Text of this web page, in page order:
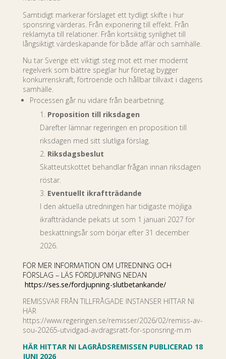
Samtidigt markerar förslaget ett tydligt skifte i hur
sponsring värderas. Från exponering till effekt. Från
reklamyta till relationer. Från kortsiktig synlighet till
långsiktigt värdeskapande för både affär och samhälle.
Nu tar Sverige ett viktigt steg mot ett mer modernt
regelverk som bättre speglar hur företag bygger
konkurrenskraft, förtroende och hållbar tillväxt i dagens
samhälle.
Processen går nu vidare från bearbetning.
Proposition till riksdagen
Därefter lämnar regeringen en proposition till
riksdagen med sitt slutliga förslag.
Riksdagsbeslut
Skatteutskottet behandlar frågan innan riksdagen
röstar.
Eventuellt ikraftträdande
I den aktuella utredningen har tidigaste möjliga
ikraftträdande pekats ut som 1 januari 2027 för
beskattningsår som börjar efter 31 december
2026.
FÖR MER INFORMATION OM UTREDNING OCH
FÖRSLAG – LÄS FÖRDJUPNING NEDAN
https://ses.se/fordjupning-slutbetankande/‎
REMISSVAR FRÅN TILLFRÅGADE INSTANSER HITTAR NI
HÄR
https://www.regeringen.se/remisser/2026/02/remiss-av-
sou-20265-utvidgad-avdragsratt-for-sponsring-m.m
HÄR HITTAR NI LAGRÅDSREMISSEN PUBLICERAD 18
JUNI 2026